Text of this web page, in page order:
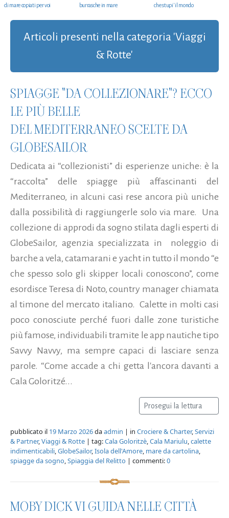
di mare copiati per voi
burrasche in mare
che stupi' il mondo
Articoli presenti nella categoria 'Viaggi
& Rotte'
SPIAGGE "DA COLLEZIONARE"? ECCO
LE PIÙ BELLE
DEL MEDITERRANEO SCELTE DA
GLOBESAILOR
Dedicata ai “collezionisti” di esperienze uniche: è la
“raccolta” delle spiagge più affascinanti del
Mediterraneo, in alcuni casi rese ancora più uniche
dalla possibilità di raggiungerle solo via mare. Una
collezione di approdi da sogno stilata dagli esperti di
GlobeSailor, agenzia specializzata in noleggio di
barche a vela, catamarani e yacht in tutto il mondo “e
che spesso solo gli skipper locali conoscono”, come
esordisce Teresa di Noto, country manager chiamata
al timone del mercato italiano. Calette in molti casi
poco conosciute perché fuori dalle zone turistiche
più famose, individuabili tramite le app nautiche tipo
Savvy Navvy, ma sempre capaci di lasciare senza
parole. “Come accade a chi getta l'ancora davanti a
Cala Goloritzé...
Prosegui la lettura
pubblicato il 19 Marzo 2026daadmin | in Crociere & Charter,Servizi
& Partner,Viaggi & Rotte | tag:Cala Goloritzè,Cala Mariulu,calette
indimenticabili,GlobeSailor,Isola dell'Amore, mare da cartolina,
spiagge da sogno,Spiaggia del Relitto | commenti:0
MOBY DICK VI GUIDA NELLE CITTÀ